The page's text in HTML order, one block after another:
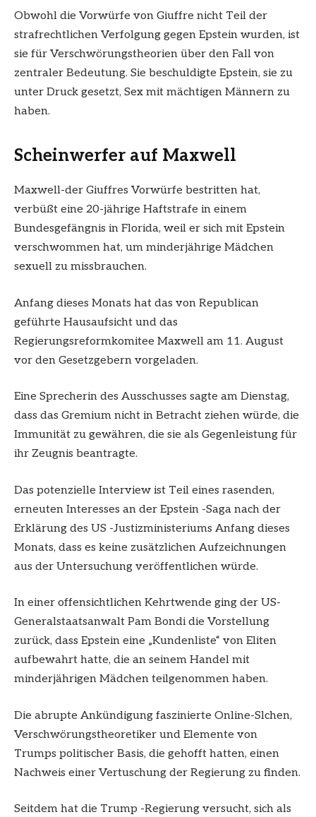
Obwohl die Vorwürfe von Giuffre nicht Teil der
strafrechtlichen Verfolgung gegen Epstein wurden, ist
sie für Verschwörungstheorien über den Fall von
zentraler Bedeutung. Sie beschuldigte Epstein, sie zu
unter Druck gesetzt, Sex mit mächtigen Männern zu
haben.
Scheinwerfer auf Maxwell
Maxwell-der Giuffres Vorwürfe bestritten hat,
verbüßt eine 20-jährige Haftstrafe in einem
Bundesgefängnis in Florida, weil er sich mit Epstein
verschwommen hat, um minderjährige Mädchen
sexuell zu missbrauchen.
Anfang dieses Monats hat das von Republican
geführte Hausaufsicht und das
Regierungsreformkomitee Maxwell am 11. August
vor den Gesetzgebern vorgeladen.
Eine Sprecherin des Ausschusses sagte am Dienstag,
dass das Gremium nicht in Betracht ziehen würde, die
Immunität zu gewähren, die sie als Gegenleistung für
ihr Zeugnis beantragte.
Das potenzielle Interview ist Teil eines rasenden,
erneuten Interesses an der Epstein -Saga nach der
Erklärung des US -Justizministeriums Anfang dieses
Monats, dass es keine zusätzlichen Aufzeichnungen
aus der Untersuchung veröffentlichen würde.
In einer offensichtlichen Kehrtwende ging der US-
Generalstaatsanwalt Pam Bondi die Vorstellung
zurück, dass Epstein eine „Kundenliste“ von Eliten
aufbewahrt hatte, die an seinem Handel mit
minderjährigen Mädchen teilgenommen haben.
Die abrupte Ankündigung faszinierte Online-Slchen,
Verschwörungstheoretiker und Elemente von
Trumps politischer Basis, die gehofft hatten, einen
Nachweis einer Vertuschung der Regierung zu finden.
Seitdem hat die Trump -Regierung versucht, sich als